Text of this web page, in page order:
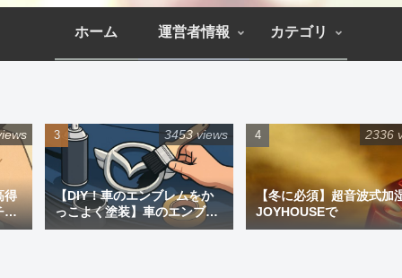
ホーム 運営者情報 カテゴリ
得
ペ
【DIY！車のエンブレムをか
っこよく塗装】車のエンブレ
ム塗装｜道具と失敗しない手
3453 views
【冬に必須】超音波式加
JOYHOUSEで
2336